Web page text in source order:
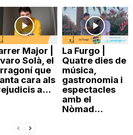
Major |
Solà, el
que
cara als
a...
La Furgo |
Quatre dies de
música,
gastronomia i
espectacles
amb el
Nòmad...